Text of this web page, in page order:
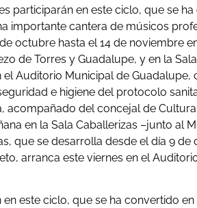
participarán en este ciclo, que se
importante cantera de músicos
octubre hasta el 14 de noviembre
de Torres y Guadalupe, y en la
el Auditorio Municipal de
e higiene del protocolo
acompañado del concejal de
en la Sala Caballerizas –junto al
que se desarrolla desde el día 9
arranca este viernes en el
en este ciclo, que se ha convertido